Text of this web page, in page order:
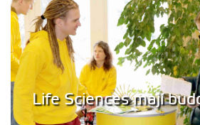
Life Sciences mají